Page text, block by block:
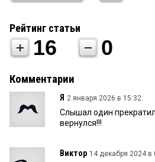
Рейтинг статьи
16 0
Комментарии
Я 2 января 2026 в 15:32:
Слышал один
вернулся!!!
Виктор 14 декабря 2024 в